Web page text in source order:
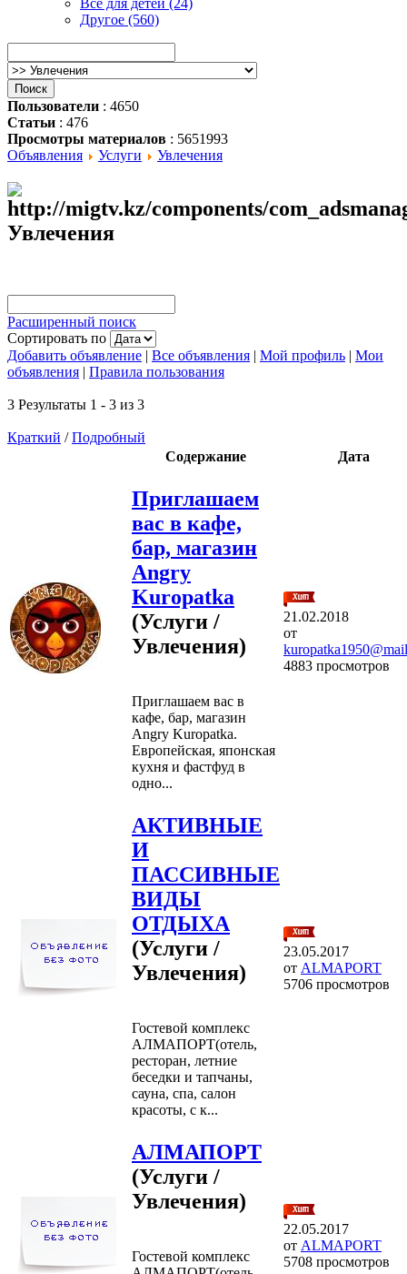
Другое (560)
Пользователи : 4650
Статьи : 476
Просмотры материалов : 5651993
Объявления
Услуги Увлечения
Увлечения
Расширенный поиск
Сортировать по
Добавить объявление | Все объявления | Мой профиль | Мои
объявления | Правила пользования
3 Результаты 1 - 3 из 3
Краткий /Подробный
Содержание
Дата
Приглашаем
вас в кафе,
бар, магазин
Angry
Kuropatka
(Услуги /
Увлечения)
Приглашаем вас в
кафе, бар, магазин
Angry Kuropatka.
Европейская, японская
кухня и фастфуд в
одно...
21.02.2018
от
4883 просмотров
АКТИВНЫЕ
И
ПАССИВНЫЕ
ВИДЫ
ОТДЫХА
(Услуги /
Увлечения)
Гостевой комплекс
АЛМАПОРТ(отель,
ресторан, летние
беседки и тапчаны,
сауна, спа, салон
красоты, с к...
23.05.2017
от ALMAPORT
5706 просмотров
АЛМАПОРТ
(Услуги /
Увлечения)
Гостевой комплекс
22.05.2017
от ALMAPORT
5708 просмотров